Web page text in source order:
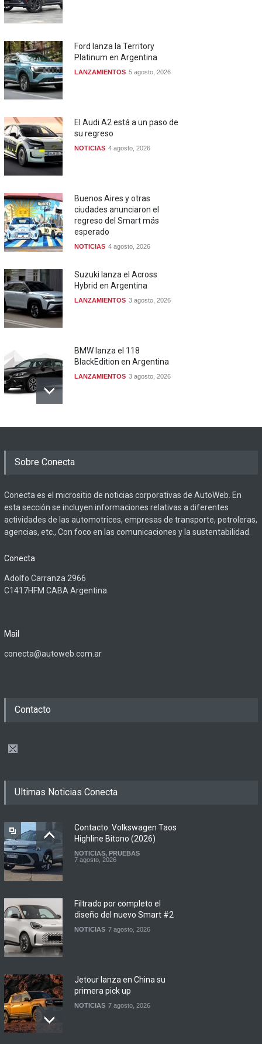
Ford lanza la Territory
Platinum en Argentina
LANZAMIENTOS 5 agosto, 2026
El Audi A2 está a un paso de
su regreso
NOTICIAS 4 agosto, 2026
Buenos Aires y otras
ciudades anunciaron el
regreso del Smart más
esperado
NOTICIAS 4 agosto, 2026
Suzuki lanza el Across
Hybrid en Argentina
LANZAMIENTOS 3 agosto, 2026
BMW lanza el 118
BlackEdition en Argentina
LANZAMIENTOS 3 agosto, 2026
Sobre Conecta
Conecta es el micrositio de noticias corporativas de AutoWeb. En
esta sección se incluyen informaciones relativas a diferentes
actividades de las automotrices, empresas de transporte, petroleras,
agencias, etc., Con foco en las comunicaciones y la sustentabilidad.
Conecta
Adolfo Carranza 2966
C1417HFM CABA Argentina
Mail
conecta@autoweb.com.ar
Contacto
Ultimas Noticias Conecta
Contacto: Volkswagen Taos
Highline Bitono (2026)
NOTICIAS, PRUEBAS
7 agosto, 2026
Filtrado por completo el
diseño del nuevo Smart #2
NOTICIAS 7 agosto, 2026
Jetour lanza en China su
primera pick up
NOTICIAS 7 agosto, 2026